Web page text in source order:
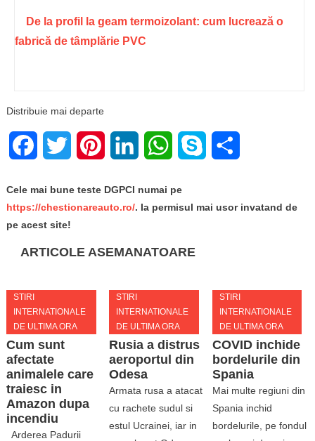
De la profil la geam termoizolant: cum lucrează o
fabrică de tâmplărie PVC
Distribuie mai departe
FacebookTwitter PinterestLinkedIn WhatsApp
Skype
Cele mai bune teste DGPCI numai pe
https://chestionareauto.ro/. Ia permisul mai usor invatand de
pe acest site!
ARTICOLE ASEMANATOARE
STIRI
INTERNATIONALE
DE ULTIMA ORA
Cum sunt
afectate
animalele care
traiesc in
Amazon dupa
incendiu
Arderea Padurii
STIRI
INTERNATIONALE
DE ULTIMA ORA
Rusia a distrus
aeroportul din
Odesa
Armata rusa a atacat
cu rachete sudul si
estul Ucrainei, iar in
STIRI
INTERNATIONALE
DE ULTIMA ORA
COVID inchide
bordelurile din
Spania
Mai multe regiuni din
Spania inchid
bordelurile, pe fondul